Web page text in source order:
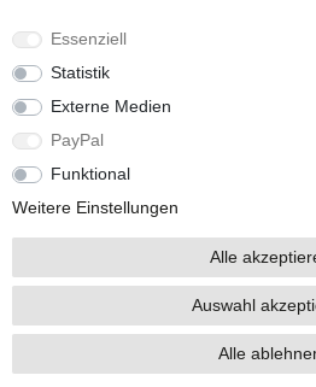
Alle Preise inkl. 19%
* Die verkauften Stückzahlen beziehen sich
Marktplätzen.
Copyright 2026 © Braun GmbH -
Essenziell
Statistik
Externe Medien
PayPal
Funktional
Weitere Einstellungen
Alle
Auswahl
Alle